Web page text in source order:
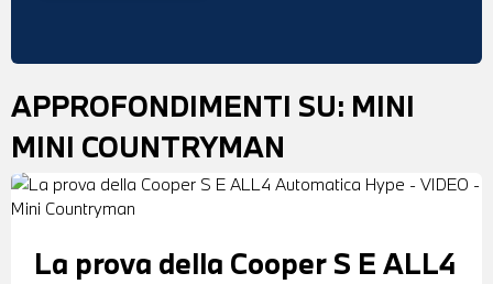
APPROFONDIMENTI SU: MINI
MINI COUNTRYMAN
La prova della Cooper S E ALL4